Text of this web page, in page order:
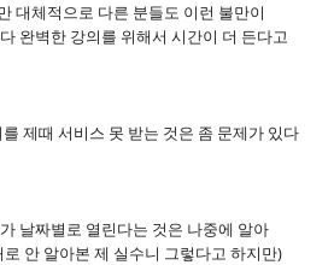
대체적으로 다른 분들도 이런 불만이
완벽한 강의를 위해서 시간이 더 든다고
제때 서비스 못 받는 것은 좀 문제가 있다
날짜별로 열린다는 것은 나중에 알아
안 알아본 제 실수니 그렇다고 하지만)